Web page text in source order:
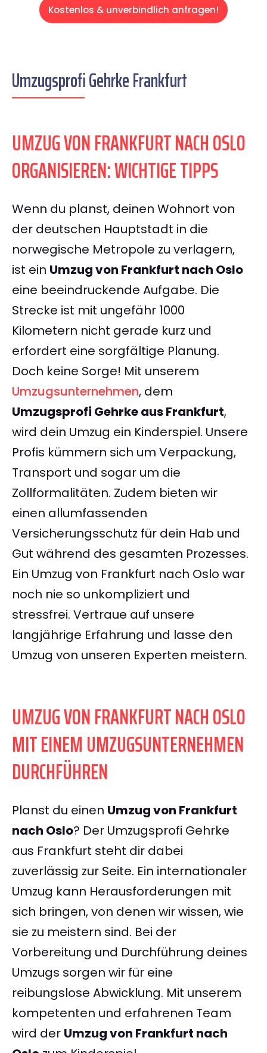
Kostenlos & unverbindlich anfragen!
Umzugsprofi Gehrke Frankfurt
UMZUG VON FRANKFURT NACH OSLO
ORGANISIEREN: WICHTIGE TIPPS
Wenn du planst, deinen Wohnort von
der deutschen Hauptstadt in die
norwegische Metropole zu verlagern,
ist ein Umzug von Frankfurt nach Oslo
eine beeindruckende Aufgabe. Die
Strecke ist mit ungefähr 1000
Kilometern nicht gerade kurz und
erfordert eine sorgfältige Planung.
Doch keine Sorge! Mit unserem
Umzugsunternehmen, dem
Umzugsprofi Gehrke aus Frankfurt,
wird dein Umzug ein Kinderspiel. Unsere
Profis kümmern sich um Verpackung,
Transport und sogar um die
Zollformalitäten. Zudem bieten wir
einen allumfassenden
Versicherungsschutz für dein Hab und
Gut während des gesamten Prozesses.
Ein Umzug von Frankfurt nach Oslo war
noch nie so unkompliziert und
stressfrei. Vertraue auf unsere
langjährige Erfahrung und lasse den
Umzug von unseren Experten meistern.
UMZUG VON FRANKFURT NACH OSLO
MIT EINEM UMZUGSUNTERNEHMEN
DURCHFÜHREN
Planst du einen Umzug von Frankfurt
nach Oslo? Der Umzugsprofi Gehrke
aus Frankfurt steht dir dabei
zuverlässig zur Seite. Ein internationaler
Umzug kann Herausforderungen mit
sich bringen, von denen wir wissen, wie
sie zu meistern sind. Bei der
Vorbereitung und Durchführung deines
Umzugs sorgen wir für eine
reibungslose Abwicklung. Mit unserem
kompetenten und erfahrenen Team
wird der Umzug von Frankfurt nach